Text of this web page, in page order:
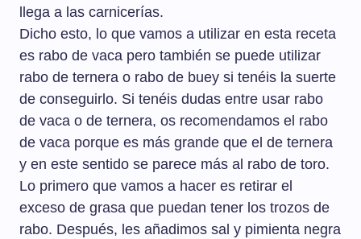
llega a las carnicerías.
Dicho esto, lo que vamos a utilizar en esta receta
es rabo de vaca pero también se puede utilizar
rabo de ternera o rabo de buey si tenéis la suerte
de conseguirlo. Si tenéis dudas entre usar rabo
de vaca o de ternera, os recomendamos el rabo
de vaca porque es más grande que el de ternera
y en este sentido se parece más al rabo de toro.
Lo primero que vamos a hacer es retirar el
exceso de grasa que puedan tener los trozos de
rabo. Después, les añadimos sal y pimienta negra